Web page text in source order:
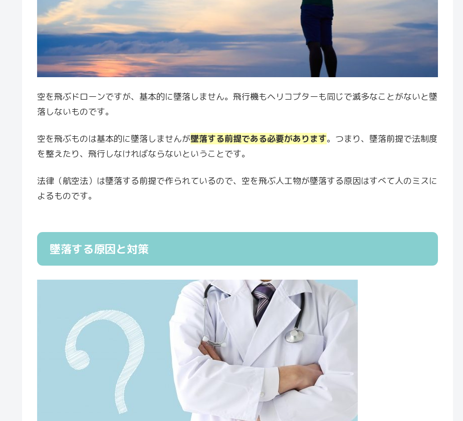
空を飛ぶドローンですが、基本的に墜落しません。飛行機もヘリコプターも同じで滅多なことがないと墜
落しないものです。
空を飛ぶものは基本的に墜落しませんが墜落する前提である必要があります。つまり、墜落前提で法制度
を整えたり、飛行しなければならないということです。
法律（航空法）は墜落する前提で作られているので、空を飛ぶ人工物が墜落する原因はすべて人のミスに
よるものです。
墜落する原因と対策